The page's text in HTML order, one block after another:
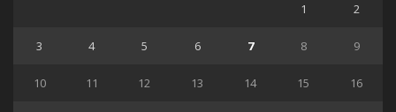
1 2
3 4 5 6 7 8 9
10 11 12 13 14 15 16